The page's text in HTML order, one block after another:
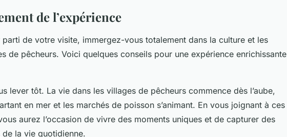
de l’expérience
de votre visite, immergez-vous totalement dans la culture et les
de pêcheurs. Voici quelques conseils pour une expérience enrichissante
lever tôt. La vie dans les villages de pêcheurs commence dès l’aube,
en mer et les marchés de poisson s’animant. En vous joignant à ces
aurez l’occasion de vivre des moments uniques et de capturer des
de la vie quotidienne.